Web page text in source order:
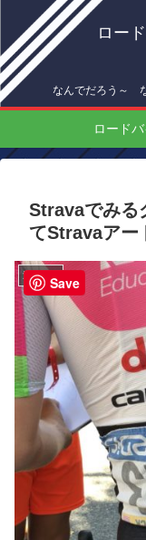
ロー
なんでだろう～
ロード
Stravaでみる
てStravaアー
海外情報Save